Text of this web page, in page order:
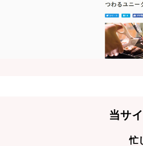
当サ
忙